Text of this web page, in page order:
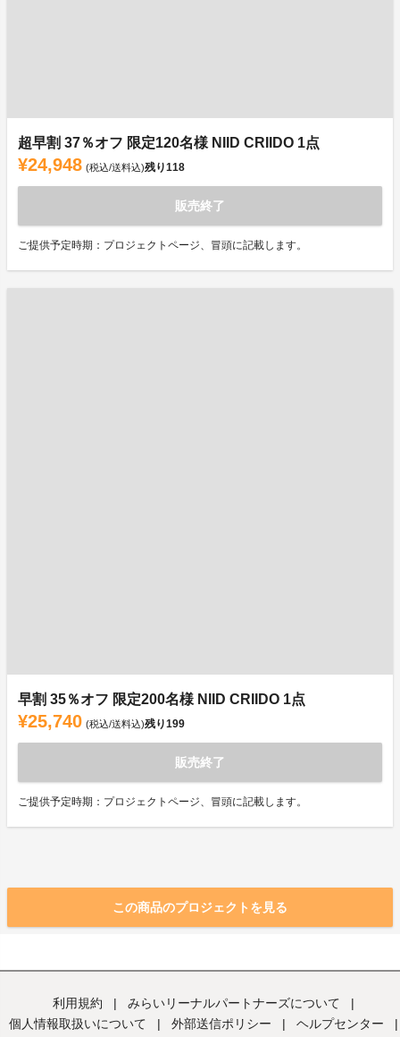
超早割 37％オフ 限定120名様 NIID CRIIDO 1点
¥24,948 (税込/送料込)残り118
販売終了
ご提供予定時期：プロジェクトページ、冒頭に記載します。
早割 35％オフ 限定200名様 NIID CRIIDO 1点
¥25,740 (税込/送料込)残り199
販売終了
ご提供予定時期：プロジェクトページ、冒頭に記載します。
この商品のプロジェクトを見る
利用規約 | みらいリーナルパートナーズについて
|
個人情報取扱いについて
| 外部送信ポリシー | ヘルプセンター |